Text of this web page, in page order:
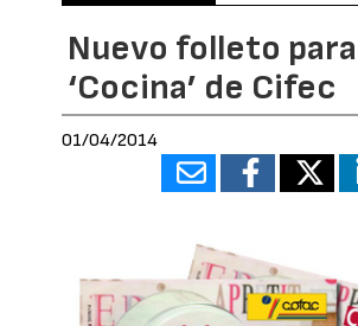
Nuevo folleto para
‘Cocina’ de Cifec
01/04/2014